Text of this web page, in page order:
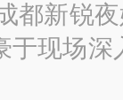
都新锐
于现场深